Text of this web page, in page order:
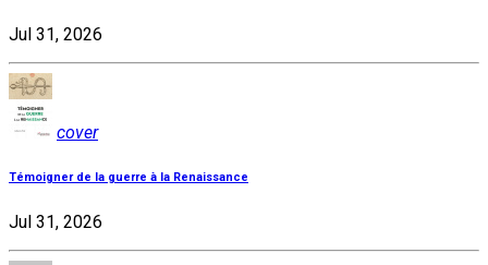
Jul 31, 2026
cover
Témoigner de la guerre à la Renaissance
Jul 31, 2026